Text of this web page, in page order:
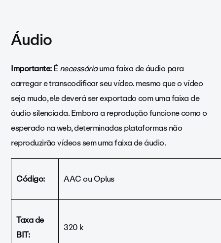
Áudio
Importante:Énecessáriauma faixa de áudio para
carregar e transcodificar seu vídeo. mesmo que o vídeo
seja mudo, ele deverá ser exportado com uma faixa de
áudio silenciada. Embora a reprodução funcione como o
esperado na web, determinadas plataformas não
reproduzirão vídeos sem uma faixa de áudio.
Código: AAC ou Oplus
Taxa de
BIT:
320 k